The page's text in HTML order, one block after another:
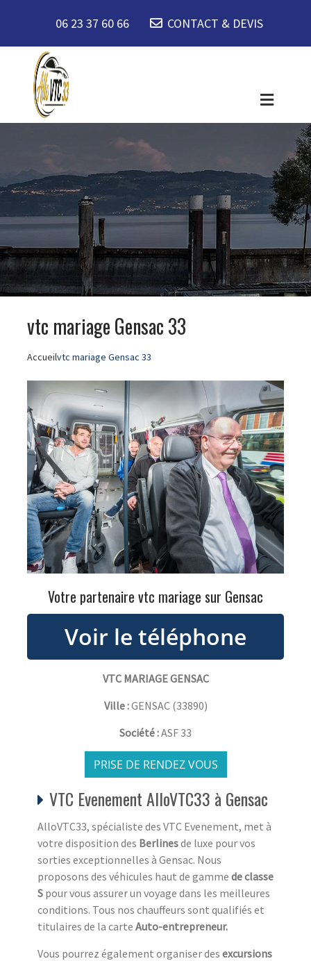
06 23 37 60 66 CONTACT & DEVIS
vtc mariage Gensac 33
Accueilvtc mariage Gensac 33
Votre partenaire vtc mariage sur Gensac
VTC MARIAGE GENSAC
Ville :GENSAC(33890)
Société :ASF 33
PRISE DE RENDEZ VOUS
VTC Evenement AlloVTC33 à Gensac
AlloVTC33, spécialiste des VTC Evenement, met à
votre disposition des Berlinesde luxe pour vos
sorties exceptionnelles à Gensac. Nous
proposons des véhicules haut de gamme de classe
S pour vous assurer un voyage dans les meilleures
conditions. Tous nos chauffeurs sont qualifiés et
titulaires de la carte Auto-entrepreneur.
Vous pourrez également organiser des excursions